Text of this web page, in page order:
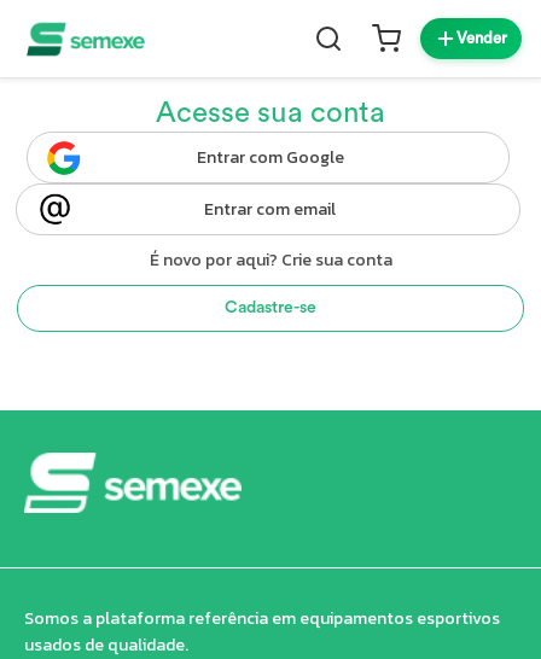
Vender
Acesse sua conta
Entrar com Google
Entrar com email
É novo por aqui? Crie sua conta
Cadastre-se
Somos a plataforma referência em equipamentos esportivos
usados de qualidade.